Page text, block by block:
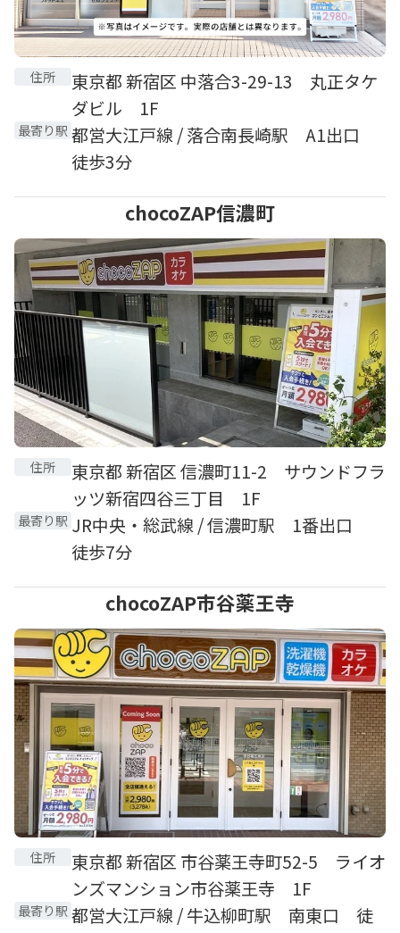
住所
東京都 新宿区 中落合3-29-13 丸正タケ
ダビル 1F
最寄り駅 都営大江戸線 / 落合南長崎駅 A1出口
徒歩3分
chocoZAP信濃町
住所
東京都 新宿区 信濃町11-2 サウンドフラ
ッツ新宿四谷三丁目 1F
最寄り駅 JR中央・総武線 / 信濃町駅 1番出口
徒歩7分
chocoZAP市谷薬王寺
住所
東京都 新宿区 市谷薬王寺町52-5 ライオ
ンズマンション市谷薬王寺 1F
最寄り駅 都営大江戸線 / 牛込柳町駅 南東口 徒